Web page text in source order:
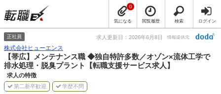
気になる
0
閲覧履歴 検索 ログイン
正社員 求人更新日：2026年6月8日 情報提供元
株式会社ヒューエンス
【帯広】メンテナンス職 ◆独自特許多数／オゾン×流体工学で
排水処理・脱臭プラント【転職支援サービス求人】
求人の特徴
第二新卒歓迎 学歴不問